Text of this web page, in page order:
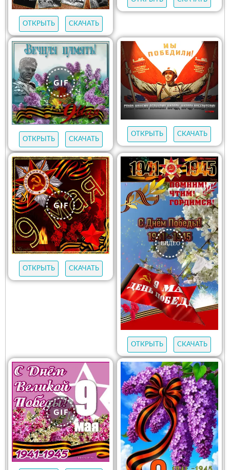
ОТКРЫТЬ СКАЧАТЬ
ОТКРЫТЬ СКАЧАТЬ
ОТКРЫТЬ СКАЧАТЬ
ОТКРЫТЬ СКАЧАТЬ
ОТКРЫТЬ СКАЧАТЬ